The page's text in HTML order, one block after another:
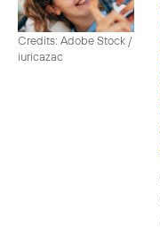
Credits: Adobe Stock /
iuricazac